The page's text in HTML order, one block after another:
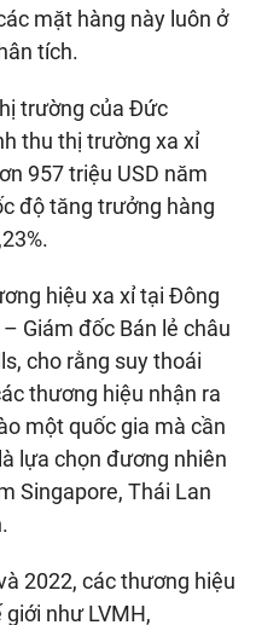
mặt hàng này luôn ở
tích.
trường của Đức
thu thị trường xa xỉ
957 triệu USD năm
độ tăng trưởng hàng
hiệu xa xỉ tại Đông
Giám đốc Bán lẻ châu
cho rằng suy thoái
thương hiệu nhận ra
một quốc gia mà cần
lựa chọn đương nhiên
Singapore, Thái Lan
2022, các thương hiệu
như LVMH,